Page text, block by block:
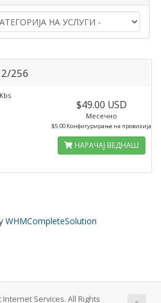
256
$49.00 USD
Месечно
$5.00 Конфигурирање на провизија
НАРАЧАЈ ВЕДНАШ
WHMCompleteSolution
Services. All Rights